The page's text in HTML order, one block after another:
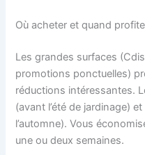
Où acheter et quand
Les grandes surfaces
promotions ponctuelles)
réductions intéressantes.
(avant l’été de jardinage)
l’automne). Vous
une ou deux semaines.